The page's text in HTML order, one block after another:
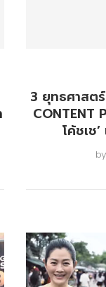
3 ยุทธศาสต
CONTENT
โค้ชเช
by